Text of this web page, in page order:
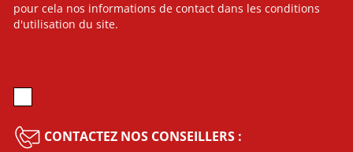
pour cela nos informations de contact dans les conditions
d'utilisation du site.
CONTACTEZ NOS CONSEILLERS :